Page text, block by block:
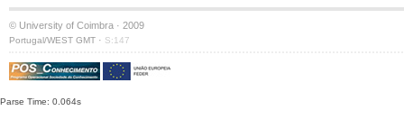
© University of Coimbra · 2009
Portugal/WEST GMT · S:147
Parse Time: 0.064s